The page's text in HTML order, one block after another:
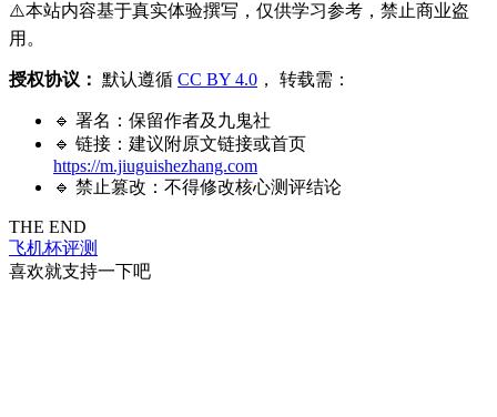
⚠️本站内容基于真实体验撰写，仅供学习参考，禁止商业盗
用。
授权协议： 默认遵循 CC BY 4.0 ， 转载需：
🔹 署名：保留作者及 九鬼社
🔹 链接：建议附原文链接或首页
https://m.jiuguishezhang.com
🔹 禁止篡改：不得修改核心测评结论
THE END
飞机杯评测
喜欢就支持一下吧